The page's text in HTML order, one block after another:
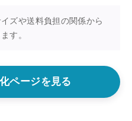
ズや送料負担の関係から
す。
ページを見る